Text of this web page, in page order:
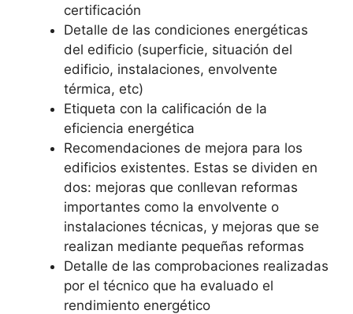
certificación
Detalle de las condiciones energéticas
del edificio (superficie, situación del
edificio, instalaciones, envolvente
térmica, etc)
Etiqueta con la calificación de la
eficiencia energética
Recomendaciones de mejora para los
edificios existentes. Estas se dividen en
dos: mejoras que conllevan reformas
importantes como la envolvente o
instalaciones técnicas, y mejoras que se
realizan mediante pequeñas reformas
Detalle de las comprobaciones realizadas
por el técnico que ha evaluado el
rendimiento energético